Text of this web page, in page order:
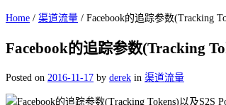
Home / 渠道流量 / Facebook的追踪参数(Tracking
Facebook的追踪参数(Tracking
Posted on 2016-11-17 by derek in 渠道流量